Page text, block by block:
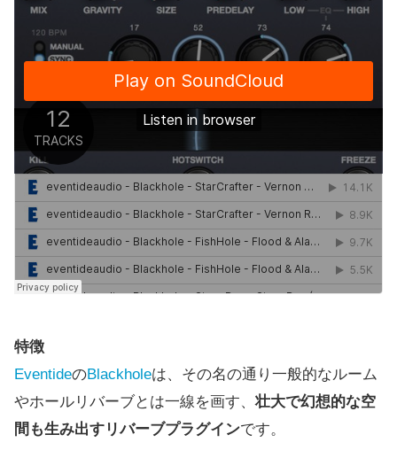
特徴
EventideのBlackholeは、その名の通り一般的なルーム
やホールリバーブとは一線を画す、壮大で幻想的な空
間も生み出すリバーブプラグインです。